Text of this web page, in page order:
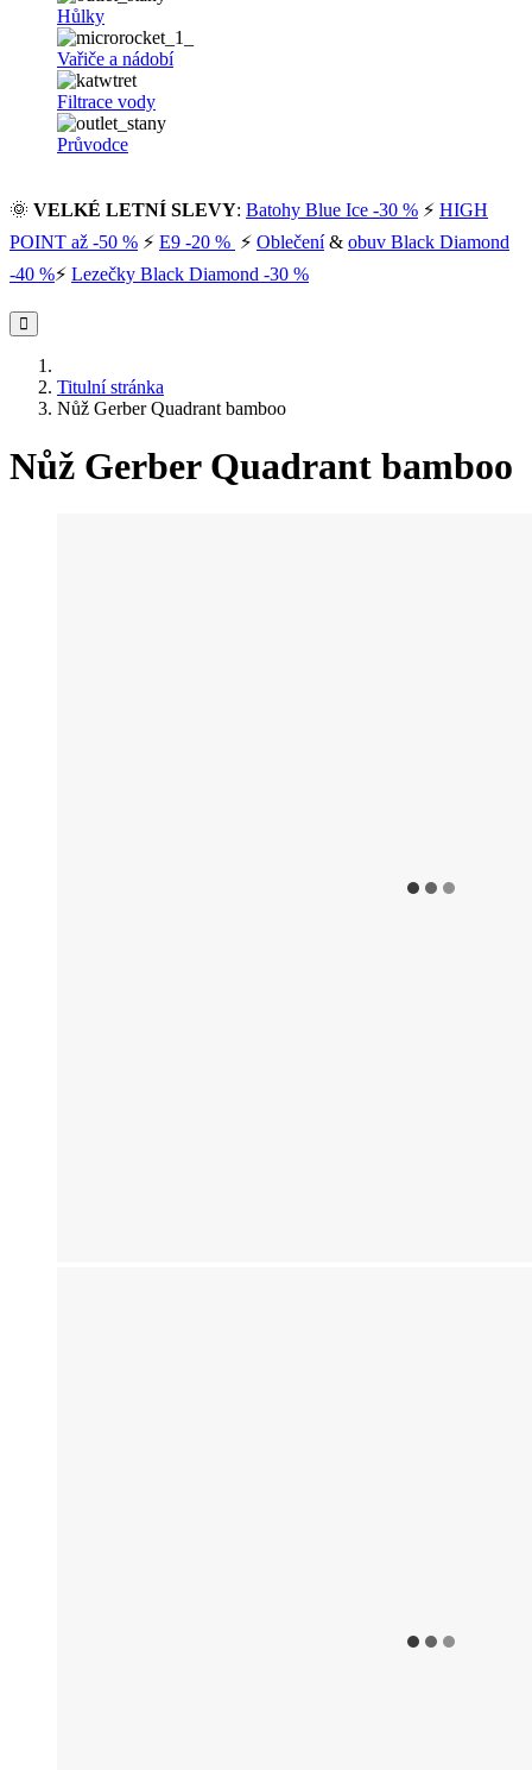
Hůlky
Vařiče a nádobí
Filtrace vody
Průvodce
🌞 VELKÉ LETNÍ SLEVY: Batohy Blue Ice -30 % ⚡ HIGH
POINT až -50 % ⚡ E9 -20 % ⚡ Oblečení& obuv Black Diamond
-40 %⚡ Lezečky Black Diamond -30 %
Titulní stránka
Nůž Gerber Quadrant bamboo
Nůž Gerber Quadrant bamboo